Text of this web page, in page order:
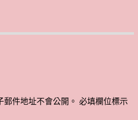
件地址不會公開。 必填欄位標示